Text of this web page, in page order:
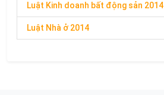
Luật Kinh doanh bất động sản 2014
Luật Nhà ở 2014